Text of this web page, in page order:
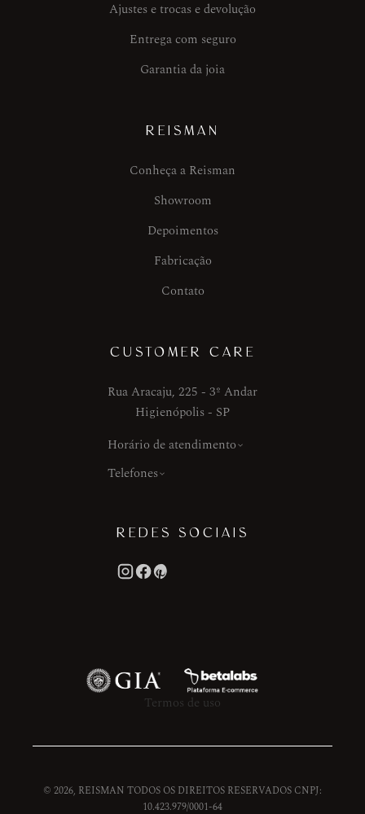
Ajustes e trocas e devolução
Entrega com seguro
Garantia da joia
REISMAN
Conheça a Reisman
Showroom
Depoimentos
Fabricação
Contato
CUSTOMER CARE
Rua Aracaju, 225 - 3º Andar
Higienópolis - SP
Horário de atendimento
Telefones
REDES SOCIAIS
Termos de uso
© 2026, REISMAN TODOS OS DIREITOS RESERVADOS CNPJ:
10.423.979/0001-64